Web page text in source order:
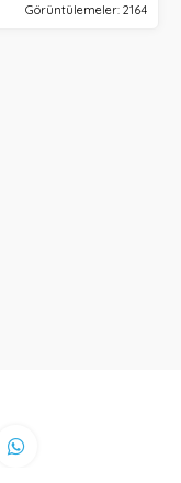
Görüntülemeler: 2164